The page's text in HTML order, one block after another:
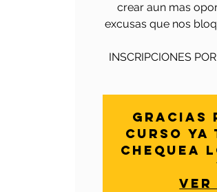
crear aun mas
excusas que nos
INSCRIPCIONES
Gracias
curso ya
chequea